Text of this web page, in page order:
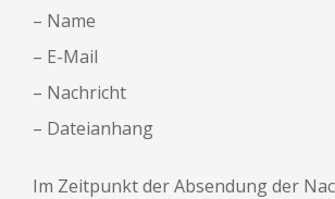
– Name
– E-Mail
– Nachricht
– Dateianhang
Im Zeitpunkt der Absendung der